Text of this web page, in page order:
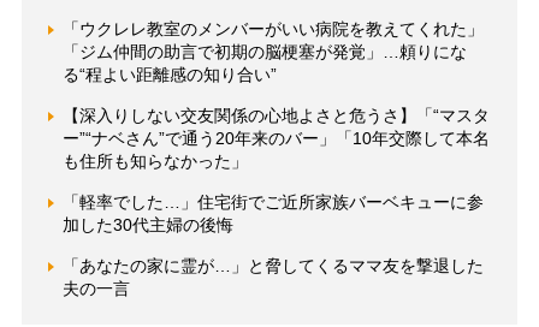
「ウクレレ教室のメンバーがいい病院を教えてくれた」
「ジム仲間の助言で初期の脳梗塞が発覚」…頼りにな
る“程よい距離感の知り合い”
【深入りしない交友関係の心地よさと危うさ】「“マスタ
ー”“ナベさん”で通う20年来のバー」「10年交際して本名
も住所も知らなかった」
「軽率でした…」住宅街でご近所家族バーベキューに参
加した30代主婦の後悔
「あなたの家に霊が…」と脅してくるママ友を撃退した
夫の一言